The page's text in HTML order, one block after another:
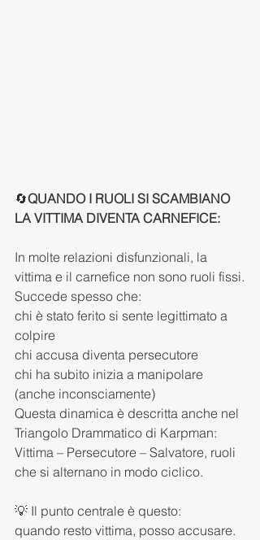
🔄QUANDO I RUOLI SI SCAMBIANO
LA VITTIMA DIVENTA CARNEFICE:
In molte relazioni disfunzionali, la
vittima e il carnefice non sono ruoli fissi.
Succede spesso che:
chi è stato ferito si sente legittimato a
colpire
chi accusa diventa persecutore
chi ha subito inizia a manipolare
(anche inconsciamente)
Questa dinamica è descritta anche nel
Triangolo Drammatico di Karpman:
Vittima – Persecutore – Salvatore, ruoli
che si alternano in modo ciclico.
💡 Il punto centrale è questo:
quando resto vittima, posso accusare.